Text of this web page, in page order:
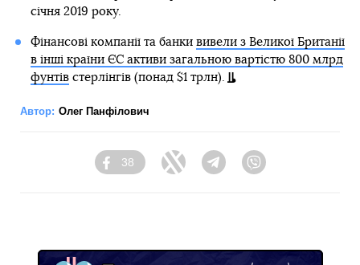
січня 2019 року.
Фінансові компанії та банки вивели з Великої Британії
в інші країни ЄС активи загальною вартістю 800 млрд
фунтівстерлінгів (понад $1 трлн).
Автор: Олег Панфілович
Facebook
38
Twitter Telegram